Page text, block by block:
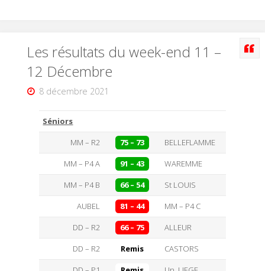
Les résultats du week-end 11 –
12 Décembre
8 décembre 2021
Séniors
MM – R2
75 – 73
BELLEFLAMME
MM – P4 A
91 – 43
WAREMME
MM – P4 B
66 – 54
St LOUIS
AUBEL
81 – 44
MM – P4 C
DD – R2
66 – 75
ALLEUR
DD – R2
Remis
CASTORS